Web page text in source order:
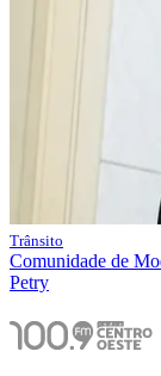
Trânsito
Comunidade de
Petry